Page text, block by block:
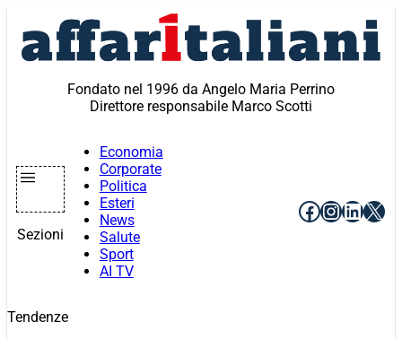
contenuto
Fondato nel 1996 da Angelo Maria Perrino
Direttore responsabile Marco Scotti
Sezioni
Economia
Corporate
Politica
Esteri
News
Salute
Sport
AI TV
Facebook
X
Tendenze